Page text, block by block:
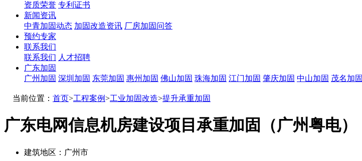
资质荣誉 专利证书
新闻资讯
中青加固动态 加固改造资讯 厂房加固问答
预约专家
联系我们
联系我们 人才招聘
广东加固
广州加固 深圳加固 东莞加固 惠州加固 佛山加固 珠海加固 江门加固 肇庆加固 中山加固 茂名加固
当前位置： 首页>工程案例>工业加固改造>提升承重加固
广东电网信息机房建设项目承重加固（广州粤电）
建筑地区： 广州市